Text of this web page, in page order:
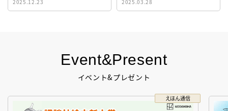
Event&Present
イベント&プレゼント
えほん通信
2025.12.23
生！
2025.03.28